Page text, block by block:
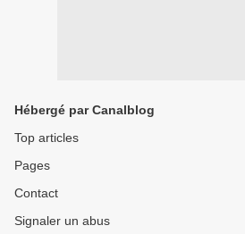
Hébergé par Canalblog
Top articles
Pages
Contact
Signaler un abus